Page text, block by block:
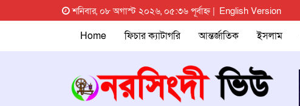
শনিবার, ০৮ অগাস্ট ২০২৬, ০৫:৩৬ পূর্বাহ্ন | English Version
Home ফিচার ক্যাটাগরি আন্তর্জাতিক ইসলাম